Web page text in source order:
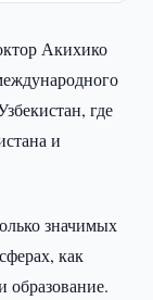
Акихико
где
и
значимых
как
образование.